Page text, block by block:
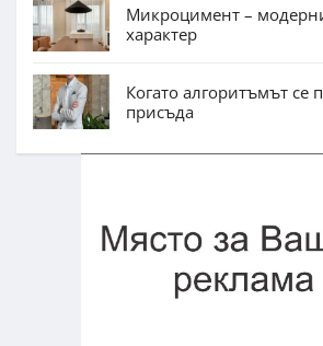
Микроцимент –
характер
Когато алгоритъмът се
присъда